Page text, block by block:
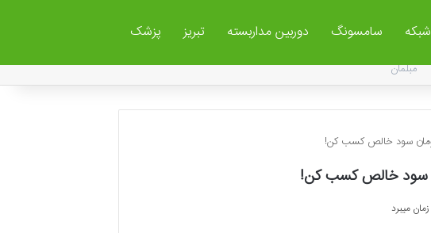
شبکه سامسونگ دوربین مداربسته تبریز پزشک
مبلمان